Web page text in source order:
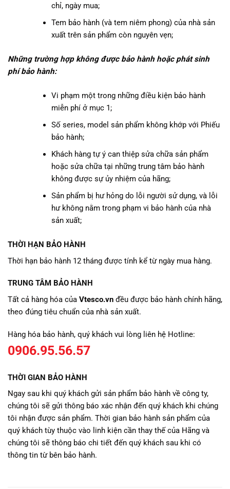
chỉ, ngày mua;
Tem bảo hành (và tem niêm phong) của nhà sản
xuất trên sản phẩm còn nguyên vẹn;
Những trường hợp không được bảo hành hoặc phát sinh
phí bảo hành:
Vi phạm một trong những điều kiện bảo hành
miễn phí ở mục 1;
Số series, model sản phẩm không khớp với Phiếu
bảo hành;
Khách hàng tự ý can thiệp sửa chữa sản phẩm
hoặc sửa chữa tại những trung tâm bảo hành
không được sự ủy nhiệm của hãng;
Sản phẩm bị hư hỏng do lỗi người sử dụng, và lỗi
hư không nằm trong phạm vi bảo hành của nhà
sản xuất;
THỜI HẠN BẢO HÀNH
Thời hạn bảo hành 12 tháng được tính kể từ ngày mua hàng.
TRUNG TÂM BẢO HÀNH
Tất cả hàng hóa của Vtesco.vn đều được bảo hành chính hãng,
theo đúng tiêu chuẩn của nhà sản xuất.
Hàng hóa bảo hành, quý khách vui lòng liên hệ Hotline:
0906.95.56.57
THỜI GIAN BẢO HÀNH
Ngay sau khi quý khách gửi sản phẩm bảo hành về công ty,
chúng tôi sẽ gửi thông báo xác nhận đến quý khách khi chúng
tôi nhận được sản phẩm. Thời gian bảo hành sản phẩm của
quý khách tùy thuộc vào linh kiện cần thay thế của Hãng và
chúng tôi sẽ thông báo chi tiết đến quý khách sau khi có
thông tin từ bên bảo hành.